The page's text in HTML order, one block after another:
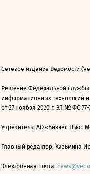
Сетевое издание Ведомости
Решение Федеральной службы
информационных технологий
от 27 ноября 2020 г. ЭЛ № ФС 77-
Учредитель: АО «Бизнес Ньюс
Главный редактор: Казьмина
Электронная почта: